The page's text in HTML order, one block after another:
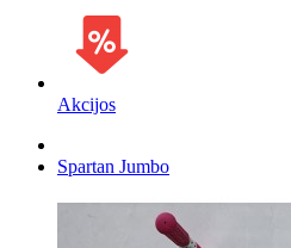
Akcijos
Spartan Jumbo